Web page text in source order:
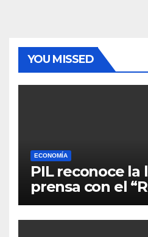
YOU MISSED
ECONOMÍA
PIL reconoce la
prensa con el
alimentan